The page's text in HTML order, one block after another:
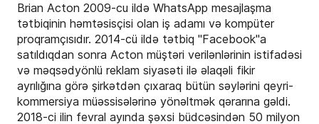
Brian Acton 2009-cu ildə WhatsApp mesajlaşma
tətbiqinin həmtəsisçisi olan iş adamı və kompüter
proqramçısıdır. 2014-cü ildə tətbiq "Facebook"a
satıldıqdan sonra Acton müştəri verilənlərinin istifadəsi
və məqsədyönlü reklam siyasəti ilə əlaqəli fikir
ayrılığına görə şirkətdən çıxaraq bütün səylərini qeyri-
kommersiya müəssisələrinə yönəltmək qərarına gəldi.
2018-ci ilin fevral ayında şəxsi büdcəsindən 50 milyon